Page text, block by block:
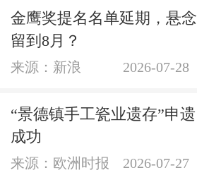
金鹰奖提名名单延期，悬念
留到8月？
来源：新浪 2026-07-28
“景德镇手工瓷业遗存”申遗
成功
来源：欧洲时报 2026-07-27